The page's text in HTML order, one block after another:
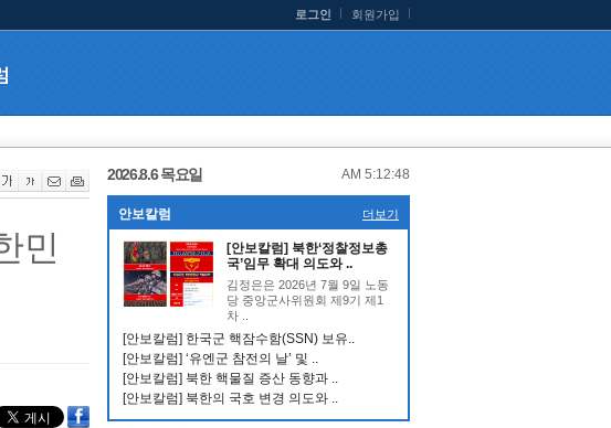
로그인 회원가입
민
2026.8.6 목요일 AM 5:12:48
안보칼럼 더보기
[안보칼럼] 북한‘정찰정보총
국’임무 확대 의도와 ..
김정은은 2026년 7월 9일 노동
당 중앙군사위원회 제9기 제1
차 ..
[안보칼럼] 한국군 핵잠수함(SSN) 보유..
[안보칼럼] ‘유엔군 참전의 날’ 및 ..
[안보칼럼] 북한 핵물질 증산 동향과 ..
[안보칼럼] 북한의 국호 변경 의도와 ..